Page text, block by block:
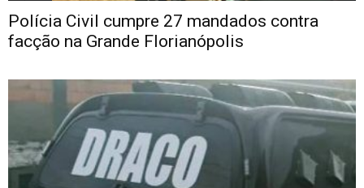
Polícia Civil cumpre 27 mandados contra
facção na Grande Florianópolis